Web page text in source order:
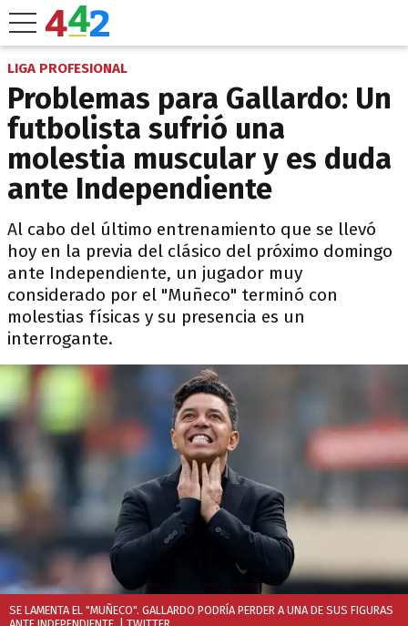
LIGA PROFESIONAL
Problemas para Gallardo: Un
futbolista sufrió una
molestia muscular y es duda
ante Independiente
Al cabo del último entrenamiento que se llevó
hoy en la previa del clásico del próximo domingo
ante Independiente, un jugador muy
considerado por el "Muñeco" terminó con
molestias físicas y su presencia es un
interrogante.
SE LAMENTA EL "MUÑECO". GALLARDO PODRÍA PERDER A UNA DE SUS FIGURAS